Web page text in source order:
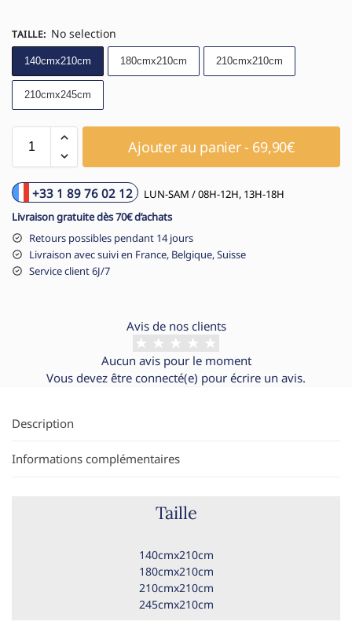
TAILLE: No selection
140cmx210cm 180cmx210cm 210cmx210cm
210cmx245cm
Ajouter au panier - 69,90€
+33 1 89 76 02 12
LUN-SAM / 08H-12H, 13H-18H
Livraison gratuite dès 70€ d’achats
Retours possibles pendant 14 jours
Livraison avec suivi en France, Belgique, Suisse
Service client 6J/7
Avis de nos clients
Aucun avis pour le moment
Vous devez être connecté(e) pour écrire un avis.
Description
Informations complémentaires
Taille
140cmx210cm
180cmx210cm
210cmx210cm
245cmx210cm